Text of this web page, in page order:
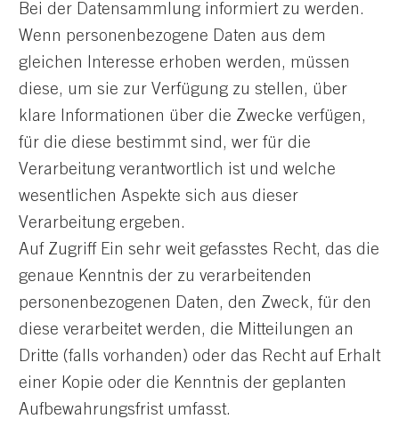
Bei der Datensammlung informiert zu werden.
Wenn personenbezogene Daten aus dem
gleichen Interesse erhoben werden, müssen
diese, um sie zur Verfügung zu stellen, über
klare Informationen über die Zwecke verfügen,
für die diese bestimmt sind, wer für die
Verarbeitung verantwortlich ist und welche
wesentlichen Aspekte sich aus dieser
Verarbeitung ergeben.
Auf Zugriff Ein sehr weit gefasstes Recht, das die
genaue Kenntnis der zu verarbeitenden
personenbezogenen Daten, den Zweck, für den
diese verarbeitet werden, die Mitteilungen an
Dritte (falls vorhanden) oder das Recht auf Erhalt
einer Kopie oder die Kenntnis der geplanten
Aufbewahrungsfrist umfasst.